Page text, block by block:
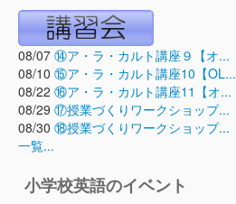
08/07 ⑭ア・ラ・カルト講座９【オ...
08/10 ⑮ア・ラ・カルト講座10【OL...
08/22 ⑯ア・ラ・カルト講座11【オ...
08/29 ⑰授業づくりワークショップ...
08/30 ⑱授業づくりワークショップ...
一覧...
小学校英語のイベント